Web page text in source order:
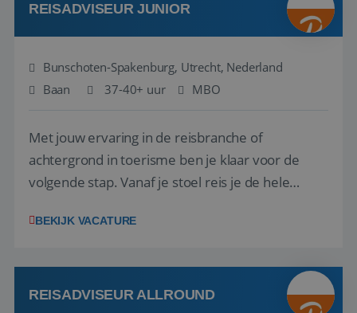
REISADVISEUR JUNIOR
Bunschoten-Spakenburg, Utrecht, Nederland
Baan
37-40+ uur MBO
Met jouw ervaring in de reisbranche of
achtergrond in toerisme ben je klaar voor de
volgende stap. Vanaf je stoel reis je de hele
wensen van je team, je klant en wat er in de
klanten te overtuigen om die droomreis te
boeken! ...
BEKIJK VACATURE
REISADVISEUR ALLROUND